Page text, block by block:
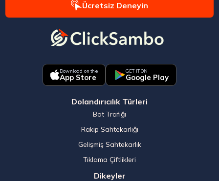
Ücretsiz Deneyin
Download on the
App Store
GET IT ON
Google Play
Dolandırıcılık Türleri
Bot Trafiği
Rakip Sahtekarlığı
Gelişmiş Sahtekarlık
Tıklama Çiftlikleri
Dikeyler